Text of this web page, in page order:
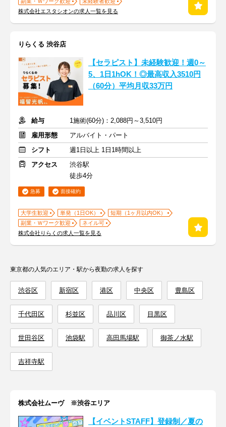
副業・Ｗワーク歓迎
未経験者歓迎
株式会社エスタシオンの求人一覧を見る
りらくる 渋谷店
【セラピスト】未経験歓迎！週0～
5、1日1hOK！◎最高収入3510円
（60分）平均月収33万円
給与
1施術(60分)：2,088円～3,510円
雇用形態
アルバイト・パート
シフト
週1日以上 1日1時間以上
アクセス
渋谷駅
徒歩4分
急募 面接確約
大学生歓迎 単発（1日OK）
短期（1ヶ月以内OK）
副業・Ｗワーク歓迎
ネイル可
株式会社りらくの求人一覧を見る
東京都の人気のエリア・駅から夜勤の求人を探す
渋谷区 新宿区 港区 中央区 豊島区
千代田区 杉並区 品川区 目黒区
世田谷区 池袋駅 高田馬場駅 御茶ノ水駅
吉祥寺駅
株式会社ムーヴ ※渋谷エリア
【イベントSTAFF】登録制／夏の